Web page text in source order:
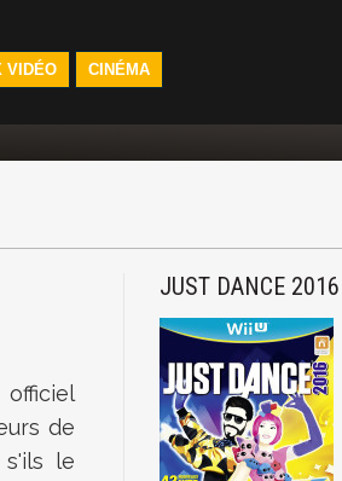
VIDÉO CINÉMA
de
s'ils le
JUST DANCE 2016